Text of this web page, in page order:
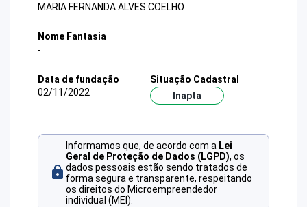
MARIA FERNANDA ALVES COELHO
Nome Fantasia
-
Data de fundação
02/11/2022
Situação Cadastral
Inapta
Informamos que, de acordo com a Lei
Geral de Proteção de Dados (LGPD), os
dados pessoais estão sendo tratados de
forma segura e transparente, respeitando
os direitos do Microempreendedor
individual (MEI).